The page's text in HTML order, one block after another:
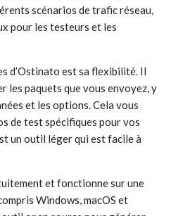
scénarios de trafic réseau,
pour les testeurs et les
d’Ostinato est sa flexibilité. Il
les paquets que vous envoyez, y
et les options. Cela vous
de test spécifiques pour vos
un outil léger qui est facile à
et fonctionne sur une
Windows, macOS et